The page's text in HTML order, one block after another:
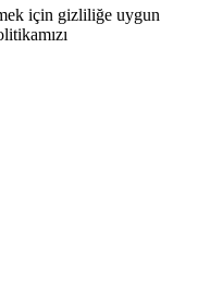
için gizliliğe uygun